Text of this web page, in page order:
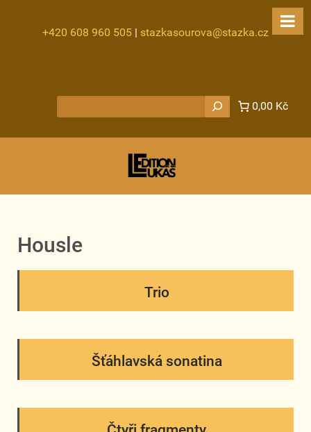
+420 608 960 505 | stazkasourova@stazka.cz
0,00 Kč
Housle
Trio
Šťáhlavská sonatina